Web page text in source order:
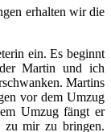
erhalten wir die
ein. Es beginnt
Martin und ich
Martins
vor dem Umzug
Umzug fängt er
zu mir zu bringen.